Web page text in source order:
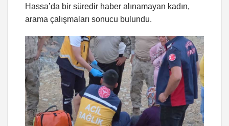
Hassa’da bir süredir haber alınamayan kadın,
arama çalışmaları sonucu bulundu.